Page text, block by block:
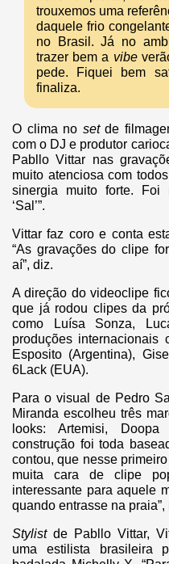
trouxemos uma
daquele frio
no Brasil. Já no
trazer bem a vibe
pede. Fiquei bem
finaliza.
O clima no set de
com o DJ e produtor
Pabllo Vittar nas
muito atenciosa com
sinergia muito forte. Foi
‘Sal’”.
Vittar faz coro e conta
“As gravações do clipe
aí”, diz.
A direção do videoclipe
que já rodou clipes da
como Luísa Sonza,
produções internacionais
Esposito (Argentina),
6Lack (EUA).
Para o visual de Pedro
Miranda escolheu três
looks: Artemisi,
construção foi toda
contou, que nesse
muita cara de clipe
interessante para aquele
quando entrasse na praia”,
Stylist de Pabllo Vittar,
uma estilista brasileira